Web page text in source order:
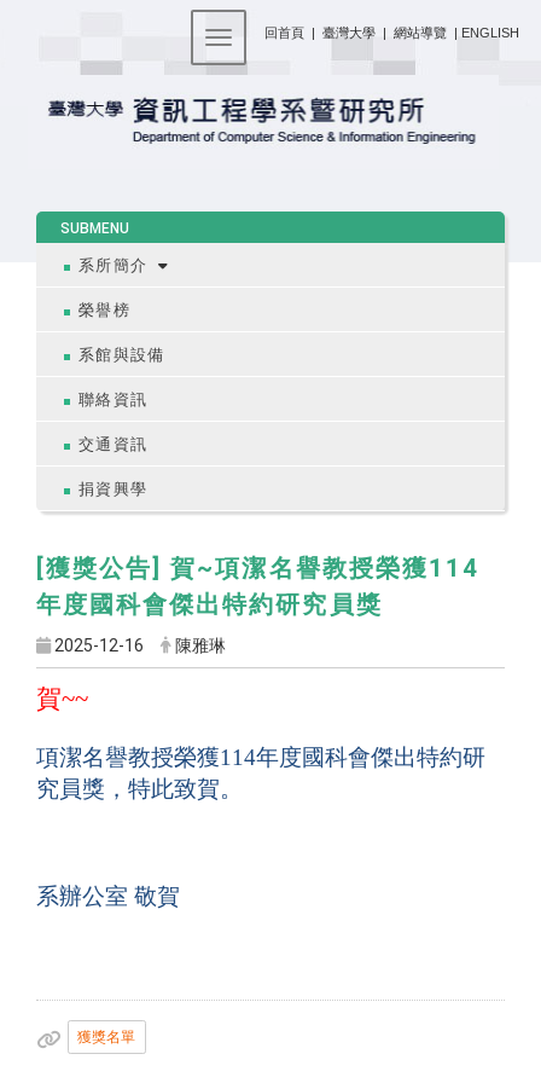
回首頁 | 臺灣大學 | 網站導覽 | ENGLISH
Toggle navigation
SUBMENU
系所簡介
榮譽榜
系館與設備
聯絡資訊
交通資訊
捐資興學
[獲獎公告] 賀~項潔名譽教授榮獲114
年度國科會傑出特約研究員獎
2025-12-16 陳雅琳
賀~~
項潔名譽教授榮獲114年度國科會傑出特約研
究員獎 ， 特此致賀。
系辦公室 敬賀
獲獎名單